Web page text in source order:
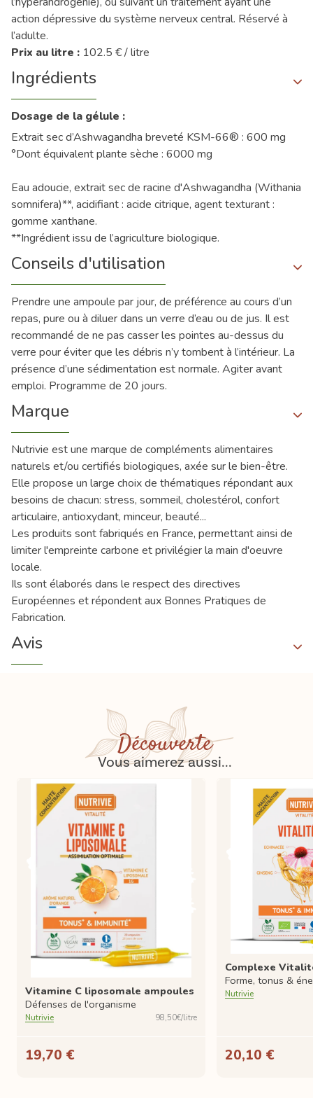
action dépressive du système nerveux central. Réservé à
l’adulte.
Prix au litre : 102.5 € / litre
Ingrédients
Dosage de la gélule :
Extrait sec d’Ashwagandha breveté KSM-66® : 600 mg
°Dont équivalent plante sèche : 6000 mg
Eau adoucie, extrait sec de racine d'Ashwagandha (Withania
somnifera)**, acidifiant : acide citrique, agent texturant :
gomme xanthane.
**Ingrédient issu de l’agriculture biologique.
Conseils d'utilisation
Prendre une ampoule par jour, de préférence au cours d’un
repas, pure ou à diluer dans un verre d’eau ou de jus. Il est
recommandé de ne pas casser les pointes au-dessus du
verre pour éviter que les débris n’y tombent à l’intérieur. La
présence d’une sédimentation est normale. Agiter avant
emploi. Programme de 20 jours.
Marque
Nutrivie est une marque de compléments alimentaires
naturels et/ou certifiés biologiques, axée sur le bien-être.
Elle propose un large choix de thématiques répondant aux
besoins de chacun: stress, sommeil, cholestérol, confort
articulaire, antioxydant, minceur, beauté...
Les produits sont fabriqués en France, permettant ainsi de
limiter l'empreinte carbone et privilégier la main d'oeuvre
locale.
Ils sont élaborés dans le respect des directives
Européennes et répondent aux Bonnes Pratiques de
Fabrication.
Avis
Découverte
Vous aimerez aussi...
Vitamine C liposomale ampoules
Défenses de l'organisme
Nutrivie 98,50€/litre
19,70 €
Complexe
Forme, tonus &
Nutrivie
20,10 €